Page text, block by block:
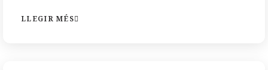
LLEGIR MÉS